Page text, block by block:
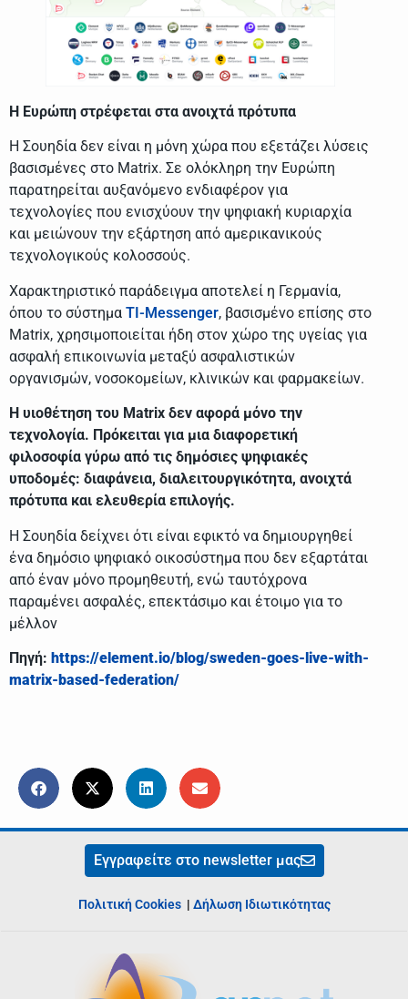
Η Ευρώπη στρέφεται στα ανοιχτά πρότυπα
Η Σουηδία δεν είναι η μόνη χώρα που εξετάζει λύσεις
βασισμένες στο Matrix. Σε ολόκληρη την Ευρώπη
παρατηρείται αυξανόμενο ενδιαφέρον για
τεχνολογίες που ενισχύουν την ψηφιακή κυριαρχία
και μειώνουν την εξάρτηση από αμερικανικούς
τεχνολογικούς κολοσσούς.
Χαρακτηριστικό παράδειγμα αποτελεί η Γερμανία,
όπου το σύστημα TI-Messenger, βασισμένο επίσης στο
Matrix, χρησιμοποιείται ήδη στον χώρο της υγείας για
ασφαλή επικοινωνία μεταξύ ασφαλιστικών
οργανισμών, νοσοκομείων, κλινικών και φαρμακείων.
Η υιοθέτηση του Matrix δεν αφορά μόνο την
τεχνολογία. Πρόκειται για μια διαφορετική
φιλοσοφία γύρω από τις δημόσιες ψηφιακές
υποδομές: διαφάνεια, διαλειτουργικότητα, ανοιχτά
πρότυπα και ελευθερία επιλογής.
Η Σουηδία δείχνει ότι είναι εφικτό να δημιουργηθεί
ένα δημόσιο ψηφιακό οικοσύστημα που δεν εξαρτάται
από έναν μόνο προμηθευτή, ενώ ταυτόχρονα
παραμένει ασφαλές, επεκτάσιμο και έτοιμο για το
μέλλον
Πηγή: https://element.io/blog/sweden-goes-live-with-
matrix-based-federation/
Εγγραφείτε στο newsletter μας
Πολιτική Cookies | Δήλωση Ιδιωτικότητας